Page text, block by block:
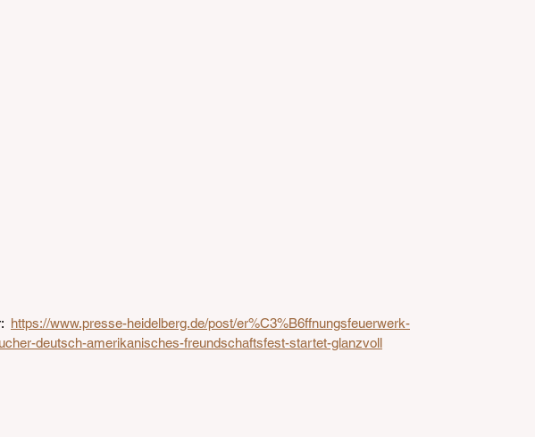
https://www.presse-heidelberg.de/post/er%C3%B6ffnungsfeuerwerk-
deutsch-amerikanisches-freundschaftsfest-startet-glanzvoll